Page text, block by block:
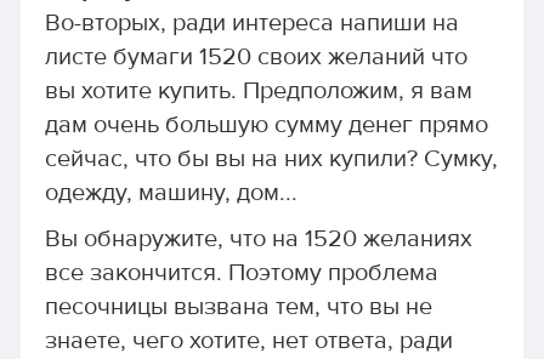
Во-вторых, ради интереса напиши на
листе бумаги 1520 своих желаний что
вы хотите купить. Предположим, я вам
дам очень большую сумму денег прямо
сейчас, что бы вы на них купили? Сумку,
одежду, машину, дом...
Вы обнаружите, что на 1520 желаниях
все закончится. Поэтому проблема
песочницы вызвана тем, что вы не
знаете, чего хотите, нет ответа, ради